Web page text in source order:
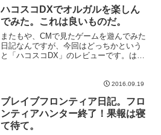
ハコスコDXでオルガルを楽しん
でみた。これは良いものだ。
またもや、CMで見たゲームを遊んでみた
日記なんですが、今回はどっちかという
と「ハコスコDX」のレビューです。は
2016.09.19
ブレイブフロンティア日記。フロ
ンティアハンター終了！果報は寝
て待て。